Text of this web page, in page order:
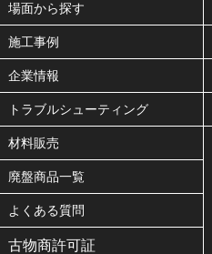
場面から探す
施工事例
企業情報
トラブルシューティング
材料販売
廃盤商品一覧
よくある質問
古物商許可証